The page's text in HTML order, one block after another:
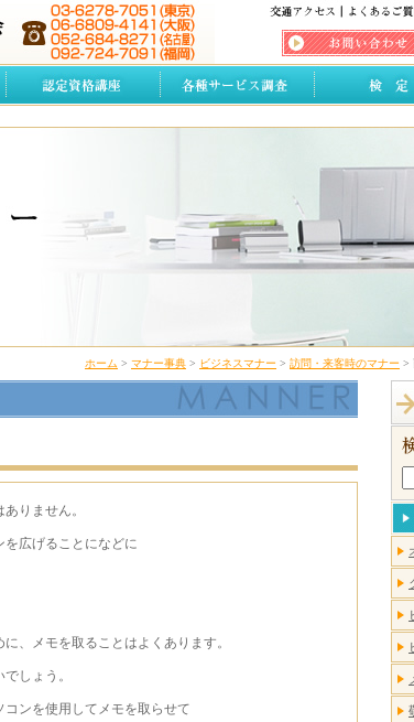
ホーム > マナー事典 > ビジネスマナー > 訪問・来客時のマナー >
りません。
広げることになどに
、メモを取ることはよくあります。
しょう。
コンを使用してメモを取らせて